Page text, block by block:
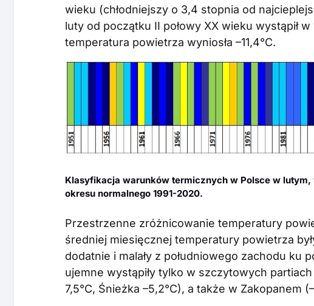
wieku (chłodniejszy o 3,4 stopnia od
luty od początku II połowy XX wieku wystąpił
temperatura powietrza wyniosła –11,4°C.
Klasyfikacja warunków termicznych w Polsce w lutym,
okresu normalnego 1991-2020.
Przestrzenne zróżnicowanie temperatury
średniej miesięcznej temperatury powietrza
dodatnie i malały z południowego zachodu ku
ujemne wystąpiły tylko w szczytowych
7,5°C, Śnieżka –5,2°C), a także w Zakopanem